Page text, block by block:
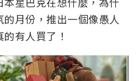
月份，推出一個像愚人
有人買了！